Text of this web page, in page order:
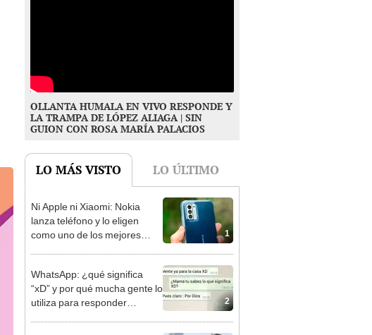
OLLANTA HUMALA EN VIVO RESPONDE Y
LA TRAMPA DE LÓPEZ ALIAGA | SIN
GUION CON ROSA MARÍA PALACIOS
LO MÁS VISTO LO ÚLTIMO
1
Ni Apple ni Xiaomi: Nokia
lanza teléfono y lo eligen
como uno de los mejores
2
WhatsApp: ¿qué significa
“xD” y por qué mucha gente lo
utiliza para responder